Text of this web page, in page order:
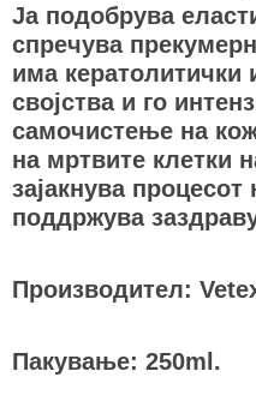
Ја подобрува
спречува
има кератолитички
својства и го
самочистење на
на мртвите клетки
зајакнува процесот
поддржува
Производител:
Пакување: 250ml.